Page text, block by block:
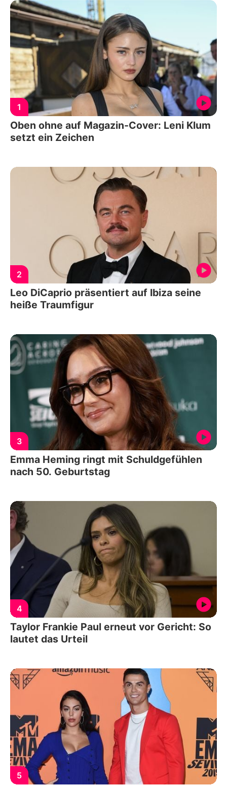
1
Oben ohne auf Magazin-Cover: Leni Klum
setzt ein Zeichen
2
Leo DiCaprio präsentiert auf Ibiza seine
heiße Traumfigur
3
Emma Heming ringt mit Schuldgefühlen
nach 50. Geburtstag
4
Taylor Frankie Paul erneut vor Gericht: So
lautet das Urteil
5